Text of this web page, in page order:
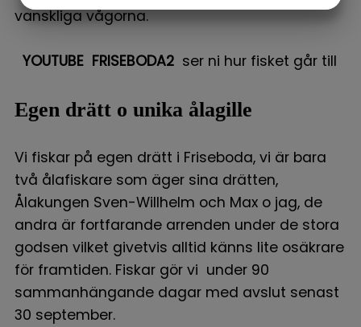
vanskliga vågorna.
YOUTUBE FRISEBODA2 ser ni hur fisket går till
Egen drätt o unika ålagille
Vi fiskar på egen drätt i Friseboda, vi är bara
två ålafiskare som äger sina drätten,
Ålakungen Sven-Willhelm och Max o jag, de
andra är fortfarande arrenden under de stora
godsen vilket givetvis alltid känns lite osäkrare
för framtiden. Fiskar gör vi under 90
sammanhängande dagar med avslut senast
30 september.
MARKETING